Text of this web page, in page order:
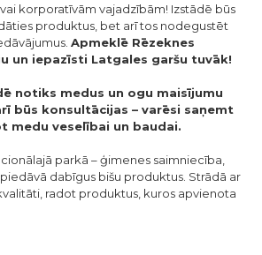
korporatīvām vajadzībām! Izstādē būs
produktus, bet arī tos nodegustēt
Apmeklē Rēzeknes
un iepazīsti Latgales garšu tuvāk!
notiks medus un ogu maisījumu
būs konsultācijas – varēsi saņemt
medu veselībai un baudai.
parkā – ģimenes saimniecība,
dabīgus bišu produktus. Strādā ar
radot produktus, kuros apvienota